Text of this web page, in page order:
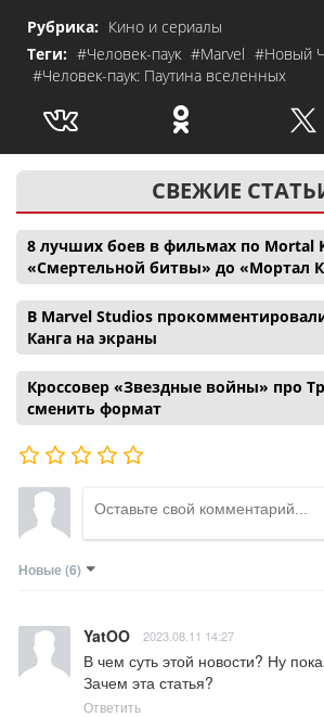
Рубрика: Кино и сериалы
Теги: #Человек-паук #Marvel #Новый
#Человек-паук: Паутина вселенных
СВЕЖИЕ
8 лучших боев в фильмах по Mortal
«Смертельной битвы» до «Мортал
В Marvel Studios
Канга на экраны
Кроссовер «Звездные войны» про
сменить формат
Новые (6)
YatOO 2023.08.11 14:27
В чем суть этой новости? Ну
Зачем эта статья?
Ответить